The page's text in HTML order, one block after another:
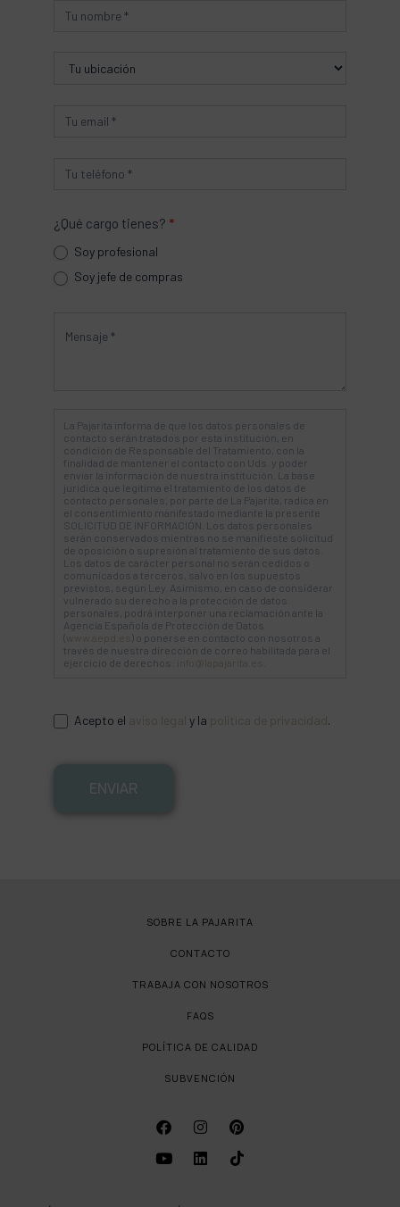
Producto
¿Qué cargo tienes? *
Soy profesional
Soy jefe de compras
La Pajarita informa de que los datos personales de
contacto serán tratados por esta institución, en
condición de Responsable del Tratamiento, con la
finalidad de mantener el contacto con Uds. y poder
enviar la información de nuestra institución. La base
jurídica que legitima el tratamiento de los datos de
contacto personales, por parte de La Pajarita, radica en
el consentimiento manifestado mediante la presente
SOLICITUD DE INFORMACIÓN. Los datos personales
serán conservados mientras no se manifieste solicitud
de oposición o supresión al tratamiento de sus datos.
Los datos de carácter personal no serán cedidos o
comunicados a terceros, salvo en los supuestos
previstos, según Ley. Asimismo, en caso de considerar
vulnerado su derecho a la protección de datos
personales, podrá interponer una reclamación ante la
Agencia Española de Protección de Datos
(
) o ponerse en contacto con nosotros a
través de nuestra dirección de correo habilitada para el
ejercicio de derechos:
Acepto el y la .
ENVIAR
SOBRE LA PAJARITA
CONTACTO
TRABAJA CON NOSOTROS
FAQS
POLÍTICA DE CALIDAD
SUBVENCIÓN